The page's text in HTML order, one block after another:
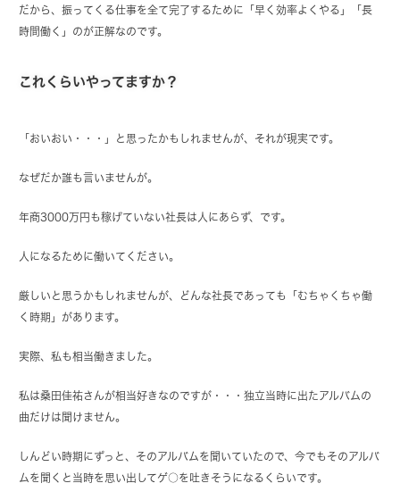
だから、振ってくる仕事を全て完了するために「早く効率よくやる」「長
時間働く」のが正解なのです。
これくらいやってますか？
「おいおい・・・」と思ったかもしれませんが、それが現実です。
なぜだか誰も言いませんが。
年商3000万円も稼げていない社長は人にあらず、です。
人になるために働いてください。
厳しいと思うかもしれませんが、どんな社長であっても「むちゃくちゃ働
く時期」があります。
実際、私も相当働きました。
私は桑田佳祐さんが相当好きなのですが・・・独立当時に出たアルバムの
曲だけは聞けません。
しんどい時期にずっと、そのアルバムを聞いていたので、今でもそのアルバ
ムを聞くと当時を思い出してゲ○を吐きそうになるくらいです。